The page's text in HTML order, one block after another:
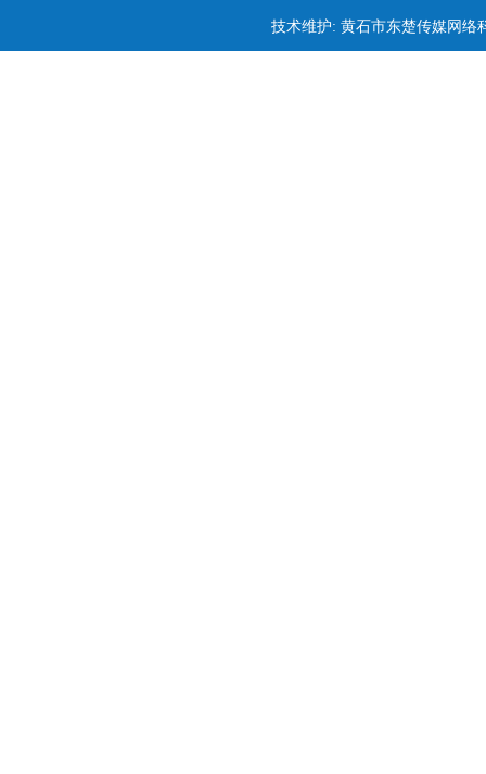
技术维护: 黄石市东楚传媒网络